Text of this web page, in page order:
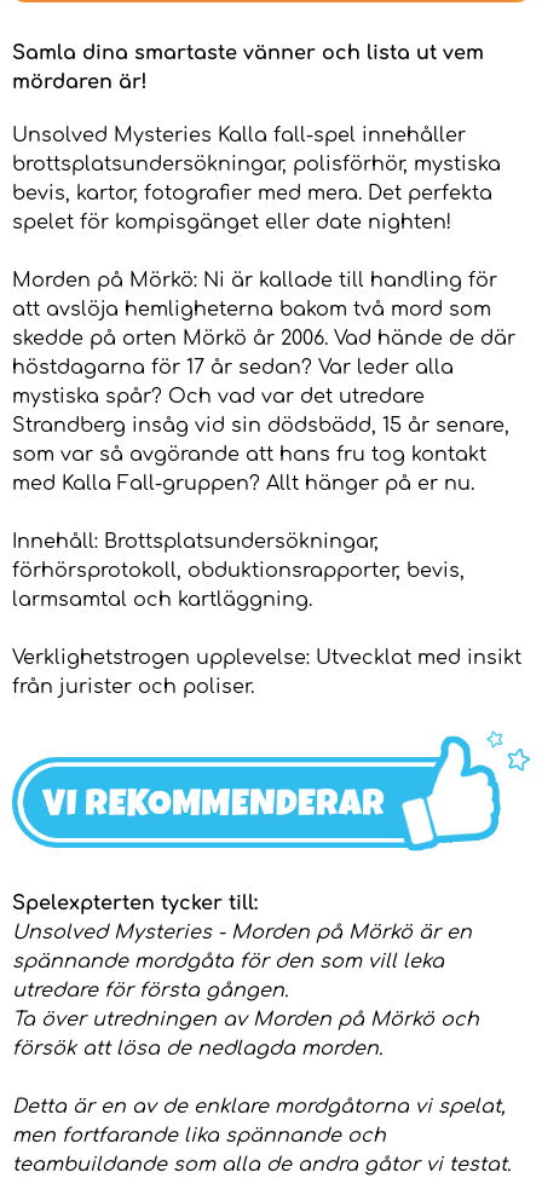
Samla dina smartaste vänner och lista ut vem
mördaren är!
Unsolved Mysteries Kalla fall-spel innehåller
brottsplatsundersökningar, polisförhör, mystiska
bevis, kartor, fotografier med mera. Det perfekta
spelet för kompisgänget eller date nighten!
Morden på Mörkö: Ni är kallade till handling för
att avslöja hemligheterna bakom två mord som
skedde på orten Mörkö år 2006. Vad hände de där
höstdagarna för 17 år sedan? Var leder alla
mystiska spår? Och vad var det utredare
Strandberg insåg vid sin dödsbädd, 15 år senare,
som var så avgörande att hans fru tog kontakt
med Kalla Fall-gruppen? Allt hänger på er nu.
Innehåll: Brottsplatsundersökningar,
förhörsprotokoll, obduktionsrapporter, bevis,
larmsamtal och kartläggning.
Verklighetstrogen upplevelse: Utvecklat med insikt
från jurister och poliser.
Spelexpterten tycker till:
Unsolved Mysteries - Morden på Mörkö är en
spännande mordgåta för den som vill leka
utredare för första gången.
Ta över utredningen av Morden på Mörkö och
försök att lösa de nedlagda morden.
Detta är en av de enklare mordgåtorna vi spelat,
men fortfarande lika spännande och
teambuildande som alla de andra gåtor vi testat.